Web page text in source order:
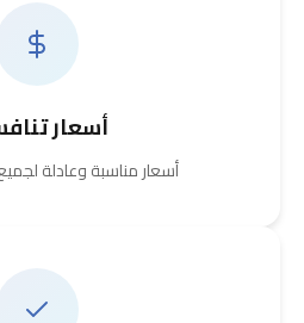
أسعار
أسعار مناسبة وعادلة